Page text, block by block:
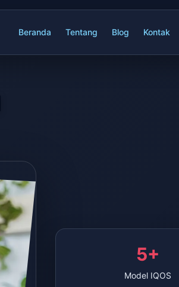
Beranda Tentang Blog Kontak
5+
Model IQOS